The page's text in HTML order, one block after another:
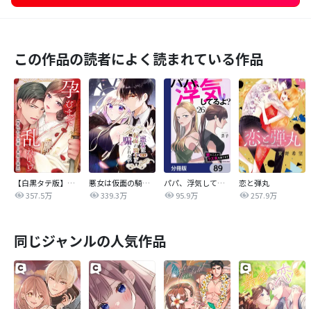
この作品の読者によく読まれている作品
【白黒タテ版】孕むまで乱れいけ～身代わり花嫁と軍服の猛愛
357.5万
悪女は仮面の騎士に騙されない
339.3万
パパ、浮気してるよ？娘と二人でクズ夫を捨てます【分冊版】
95.9万
恋と弾丸
257.9万
同じジャンルの人気作品